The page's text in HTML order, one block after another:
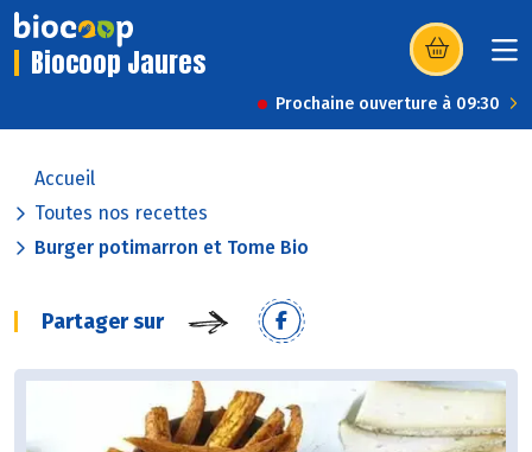
Biocoop Jaures (s’ouvre dans
Prochaine ouverture à 09:30
Accueil
Toutes nos recettes
Burger potimarron et Tome Bio
Partager sur